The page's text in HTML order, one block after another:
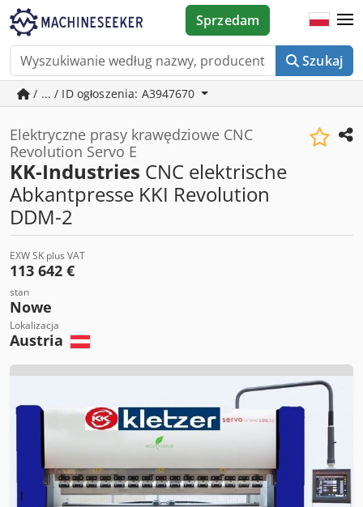
Szukaj
Sprzedam
/ ... / ID ogłoszenia: A3947670
Elektryczne prasy krawędziowe CNC
Revolution Servo E
KK-Industries CNC elektrische
Abkantpresse KKI Revolution
DDM-2
EXW SK plus VAT
113 642 €
stan
Nowe
Lokalizacja
Austria